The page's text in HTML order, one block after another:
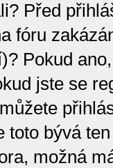
Před
fóru
Pokud
jste se
toto bývá
možná